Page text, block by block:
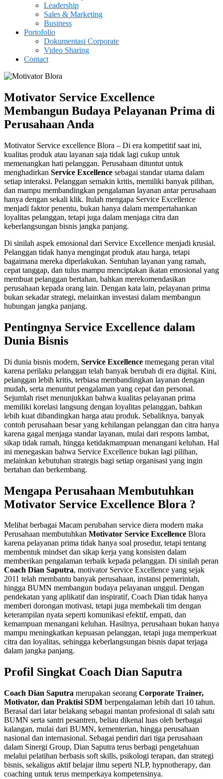
Leadership
Sales & Marketing
Business
Portofolio
Dokumentasi Corporate
Video Sharing
Contact
Motivator Service Excellence
Membangun Budaya Pelayanan Prima di
Perusahaan Anda
Motivator Service excellence Blora – Di era kompetitif saat ini,
kualitas produk atau layanan saja tidak lagi cukup untuk
memenangkan hati pelanggan. Perusahaan dituntut untuk
menghadirkan Service Excellence sebagai standar utama dalam
setiap interaksi. Pelanggan semakin kritis, memiliki banyak pilihan,
dan mampu membandingkan pengalaman layanan antar perusahaan
hanya dengan sekali klik. Itulah mengapa Service Excellence
menjadi faktor penentu, bukan hanya dalam mempertahankan
loyalitas pelanggan, tetapi juga dalam menjaga citra dan
keberlangsungan bisnis jangka panjang.
Di sinilah aspek emosional dari Service Excellence menjadi krusial.
Pelanggan tidak hanya mengingat produk atau harga, tetapi
bagaimana mereka diperlakukan. Sentuhan layanan yang ramah,
cepat tanggap, dan tulus mampu menciptakan ikatan emosional yang
membuat pelanggan bertahan, bahkan merekomendasikan
perusahaan kepada orang lain. Dengan kata lain, pelayanan prima
bukan sekadar strategi, melainkan investasi dalam membangun
hubungan jangka panjang.
Pentingnya Service Excellence dalam
Dunia Bisnis
Di dunia bisnis modern, Service Excellence memegang peran vital
karena perilaku pelanggan telah banyak berubah di era digital. Kini,
pelanggan lebih kritis, terbiasa membandingkan layanan dengan
mudah, serta menuntut pengalaman yang cepat dan personal.
Sejumlah riset menunjukkan bahwa kualitas pelayanan prima
memiliki korelasi langsung dengan loyalitas pelanggan, bahkan
lebih kuat dibandingkan harga atau produk. Sebaliknya, banyak
contoh perusahaan besar yang kehilangan pelanggan dan citra hanya
karena gagal menjaga standar layanan, mulai dari respons lambat,
sikap tidak ramah, hingga ketidakmampuan menangani keluhan. Hal
ini menegaskan bahwa Service Excellence bukan lagi pilihan,
melainkan kebutuhan strategis bagi setiap organisasi yang ingin
bertahan dan berkembang.
Mengapa Perusahaan Membutuhkan
Motivator Service Excellence Blora ?
Melihat berbagai Macam perubahan service diera modern maka
Perusahaan membutuhkan Motivator Service Excellence Blora
karena pelayanan prima tidak hanya soal prosedur, tetapi tentang
membentuk mindset dan sikap kerja yang konsisten dalam
memberikan pengalaman terbaik kepada pelanggan. Di sinilah peran
Coach Dian Saputra, motivator Service Excellence yang sejak
2011 telah membantu banyak perusahaan, instansi pemerintah,
hingga BUMN membangun budaya pelayanan unggul. Dengan
pendekatan yang aplikatif dan inspiratif, Coach Dian tidak hanya
memberi dorongan motivasi, tetapi juga membekali tim dengan
keterampilan nyata seperti komunikasi efektif, empati, dan
kemampuan menangani keluhan. Hasilnya, perusahaan bukan hanya
mampu meningkatkan kepuasan pelanggan, tetapi juga memperkuat
citra dan loyalitas, sehingga keberlangsungan bisnis dapat terjaga
dalam jangka panjang.
Profil Singkat Coach Dian Saputra
Coach Dian Saputra merupakan seorang Corporate Trainer,
Motivator, dan Praktisi SDM berpengalaman lebih dari 10 tahun.
Berasal dari latar belakang sebagai mantan profesional di salah satu
BUMN serta santri pesantren, beliau dikenal luas oleh berbagai
kalangan, mulai dari BUMN, kementerian, hingga perusahaan
nasional dan internasional. Sebagai pendiri dari tiga perusahaan
dalam Sinergi Group, Dian Saputra terus berbagi pengetahuan
melalui pelatihan berbasis soft skills, psikologi terapan, dan strategi
bisnis, sekaligus aktif belajar ilmu seperti NLP, hypnotherapy, dan
coaching untuk terus memperkaya kompetensinya.